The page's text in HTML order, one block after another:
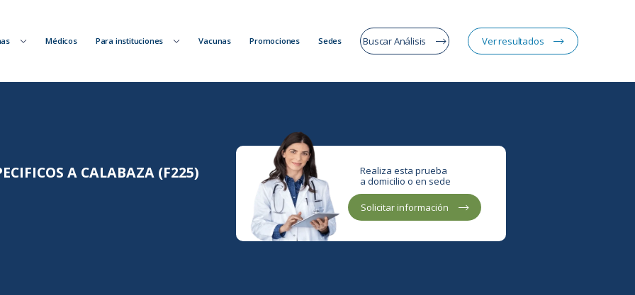
Médicos Para instituciones Vacunas Promociones Sedes Buscar Análisis Ver resultados
A CALABAZA (F225)
Realiza esta prueba
a domicilio o en sede
Solicitar información